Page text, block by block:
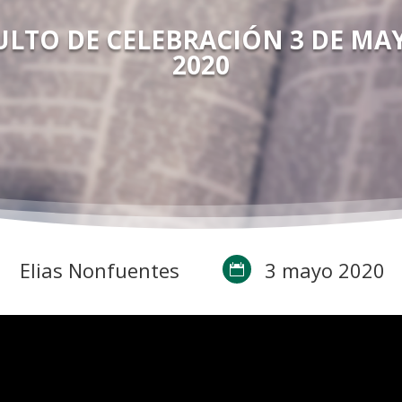
DE CELEBRACIÓN 3 DE
2020
Elias Nonfuentes  3 mayo 2020